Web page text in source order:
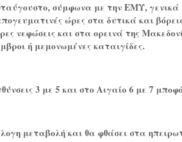
σύμφωνα με την ΕΜΥ, γενικά
ώρες στα δυτικά και
νεφώσεις και στα ορεινά της
ή μεμονωμένες καταιγίδες.
3 με 5 και στο Αιγαίο 6 με 7
μεταβολή και θα φθάσει στα